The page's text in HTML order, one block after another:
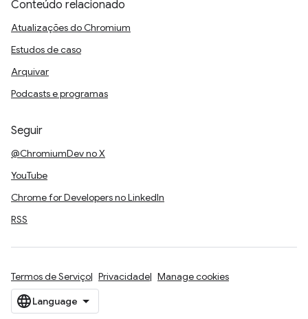
Conteúdo relacionado
Atualizações do Chromium
Estudos de caso
Arquivar
Podcasts e programas
Seguir
@ChromiumDev no X
YouTube
Chrome for Developers no LinkedIn
RSS
Termos de Serviço Privacidade Manage cookies